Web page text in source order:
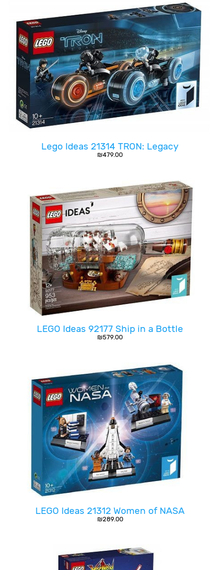
Lego Ideas 21314 TRON: Legacy
₪479.00
LEGO Ideas 92177 Ship in a Bottle
₪579.00
LEGO Ideas 21312 Women of NASA
₪289.00